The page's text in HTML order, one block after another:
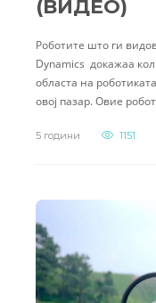
(ВИДЕО)
Роботите што ги
Dynamics докажаа
областа на
овој пазар. Овие
5 години 1151